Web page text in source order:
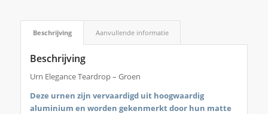
Beschrijving Aanvullende informatie
Beschrijving
Urn Elegance Teardrop – Groen
Deze urnen zijn vervaardigd uit hoogwaardig
aluminium en worden gekenmerkt door hun matte